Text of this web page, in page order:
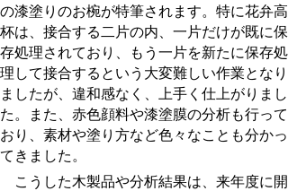
の漆塗りのお椀が特筆されます。特に花弁高
杯は、接合する二片の内、一片だけが既に保
存処理されており、もう一片を新たに保存処
理して接合するという大変難しい作業となり
ましたが、違和感なく、上手く仕上がりまし
た。また、赤色顔料や漆塗膜の分析も行って
おり、素材や塗り方など色々なことも分かっ
てきました。
こうした木製品や分析結果は、来年度に開